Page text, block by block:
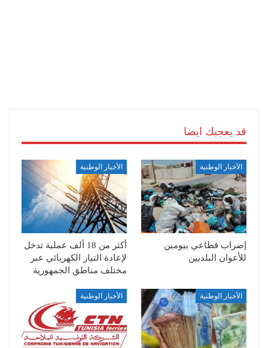
قد يعجبك ايضا
الأخبار الوطنية
إضراب قطاعي بيومين
للأعوان البلديين
الأخبار الوطنية
أكثر من 18 ألف عملية تدخل
لإعادة التيار الكهربائي عبر
مختلف مناطق الجمهورية
الأخبار الوطنية الأخبار الوطنية